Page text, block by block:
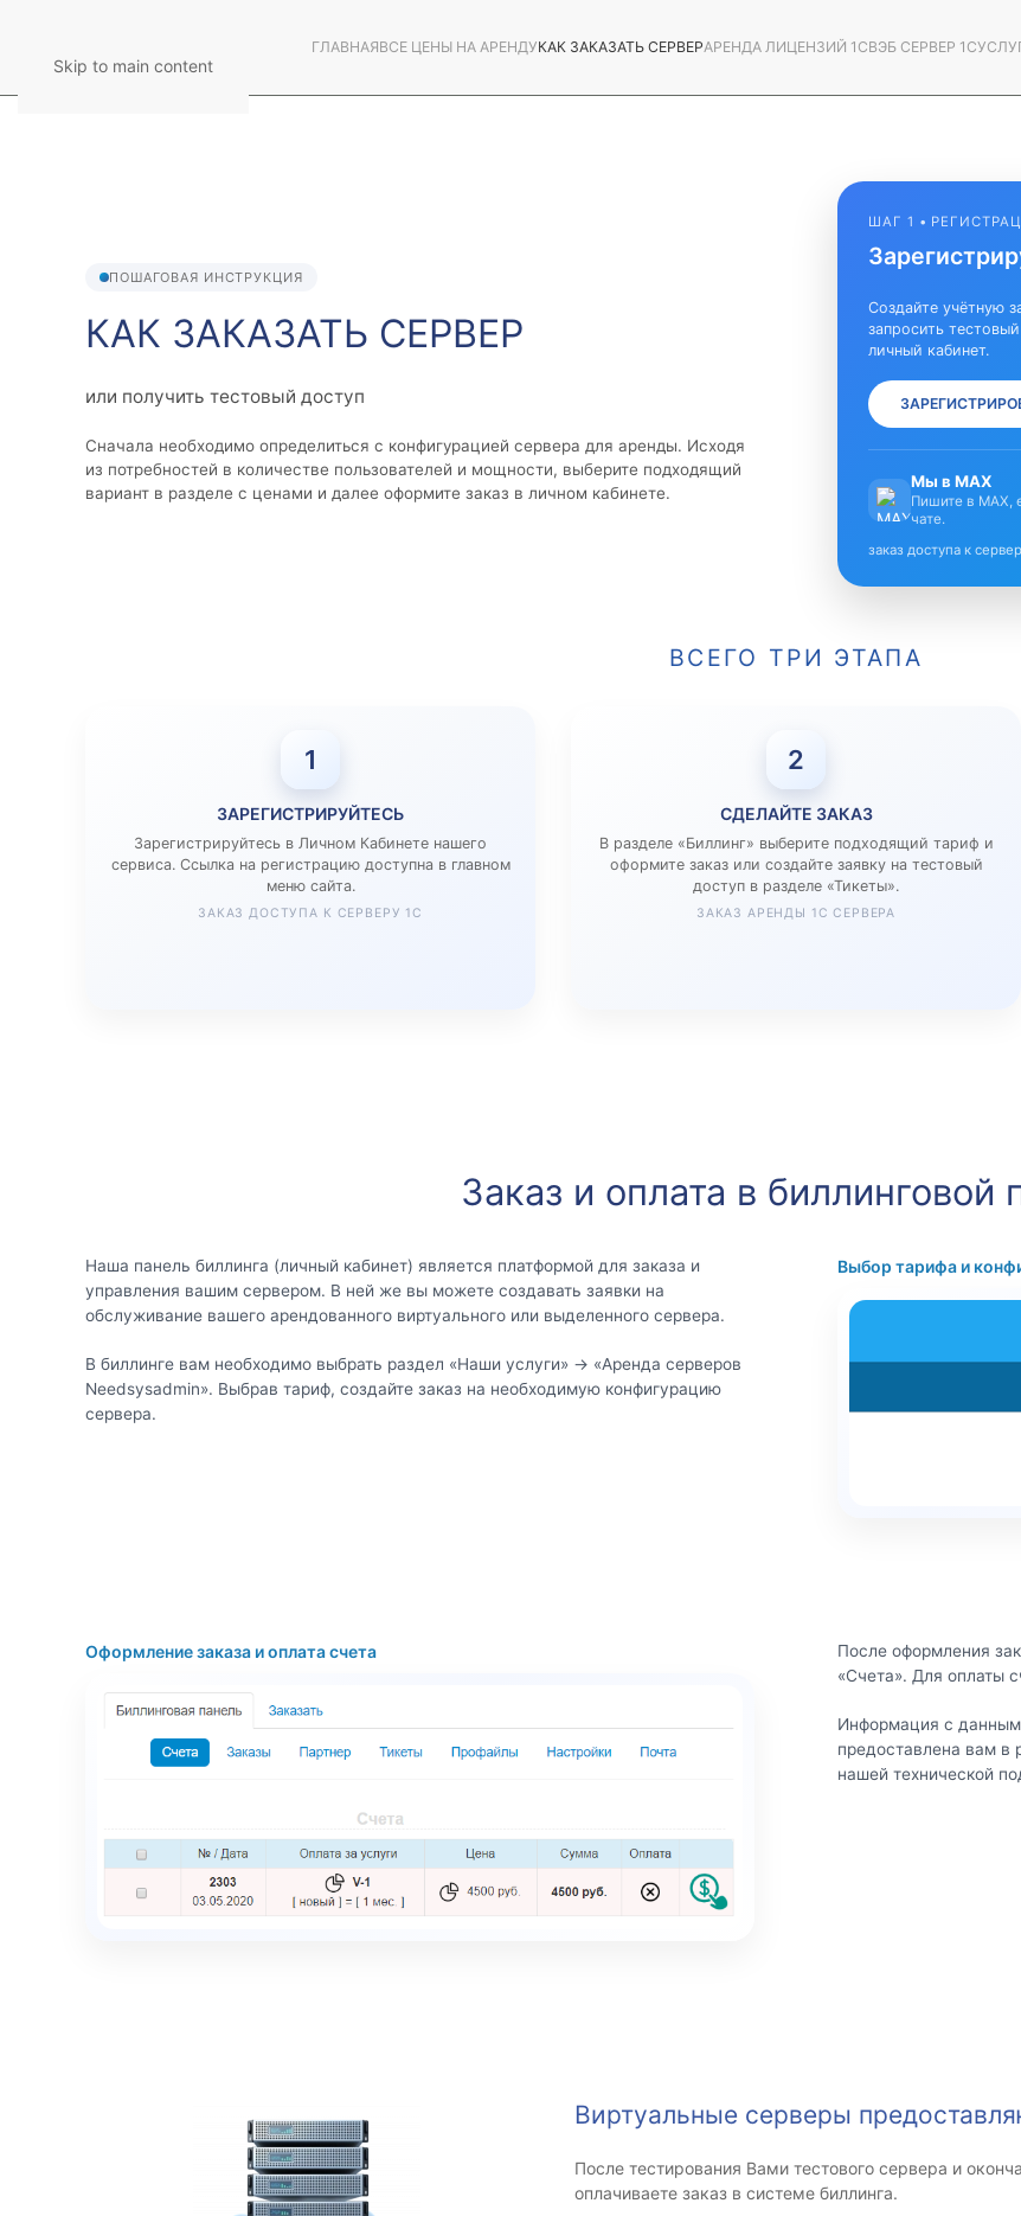
Skip to main content
ГЛАВНАЯВСЕ ЦЕНЫ НА АРЕНДУКАК ЗАКАЗАТЬ СЕРВЕРАРЕНДА ЛИЦЕНЗИЙ 1СВЭБ СЕРВЕР 1С
ПОШАГОВАЯ ИНСТРУКЦИЯ
КАК ЗАКАЗАТЬ СЕРВЕР
или получить тестовый доступ
Сначала необходимо определиться с конфигурацией сервера для аренды. Исходя
из потребностей в количестве пользователей и мощности, выберите подходящий
вариант в разделе с ценами и далее оформите заказ в личном кабинете.
ШАГ 1 •
Создайте учётную
запросить
личный кабинет.
Мы в МАХ
Пишите в MAX,
чате.
заказ доступа к
ВСЕГО ТРИ ЭТАПА
1
ЗАРЕГИСТРИРУЙТЕСЬ
Зарегистрируйтесь в Личном Кабинете нашего
сервиса. Ссылка на регистрацию доступна в главном
меню сайта.
ЗАКАЗ ДОСТУПА К СЕРВЕРУ 1С
2
СДЕЛАЙТЕ ЗАКАЗ
В разделе «Биллинг» выберите подходящий тариф и
оформите заказ или создайте заявку на тестовый
доступ в разделе «Тикеты».
ЗАКАЗ АРЕНДЫ 1С СЕРВЕРА
Заказ и оплата в биллинговой
Наша панель биллинга (личный кабинет) является платформой для заказа и
управления вашим сервером. В ней же вы можете создавать заявки на
обслуживание вашего арендованного виртуального или выделенного сервера.
В биллинге вам необходимо выбрать раздел «Наши услуги» → «Аренда серверов
Needsysadmin». Выбрав тариф, создайте заказ на необходимую конфигурацию
сервера.
Выбор тарифа и
Оформление заказа и оплата счета
После оформления
«Счета». Для оплаты
Информация с
предоставлена вам
нашей технической
Виртуальные серверы
После тестирования Вами тестового сервера и
оплачиваете заказ в системе биллинга.